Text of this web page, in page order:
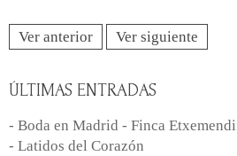
Ver anterior Ver siguiente
ÚLTIMAS ENTRADAS
- Boda en Madrid - Finca Etxemendi
- Latidos del Corazón